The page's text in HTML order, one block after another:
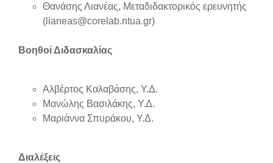
Θανάσης Λιανέας, Μεταδιδακτορικός ερευνητής
(lianeas@corelab.ntua.gr)
Βοηθοί Διδασκαλίας
Αλβέρτος Καλαβάσης, Υ.Δ.
Μανώλης Βασιλάκης, Υ.Δ.
Μαριάννα Σπυράκου, Υ.Δ.
Διαλέξεις